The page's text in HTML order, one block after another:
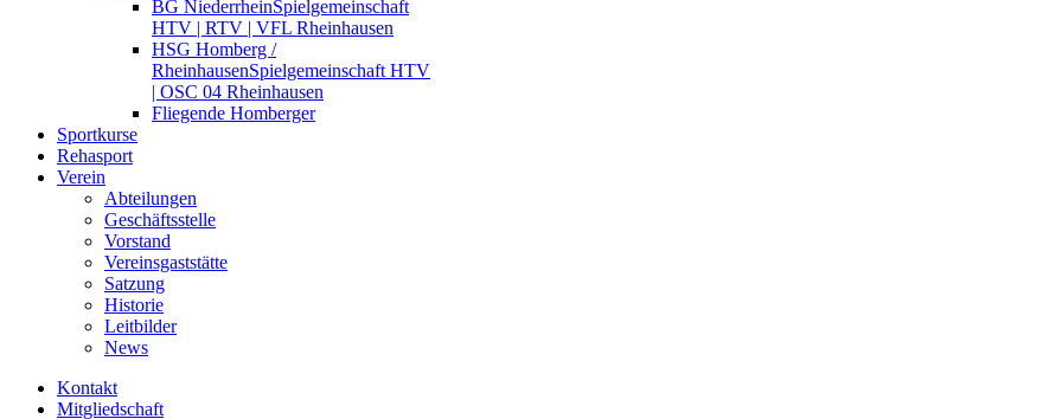
BG NiederrheinSpielgemeinschaft
HTV | RTV | VFL Rheinhausen
HSG Homberg /
RheinhausenSpielgemeinschaft HTV
| OSC 04 Rheinhausen
Fliegende Homberger
Sportkurse
Rehasport
Verein
Abteilungen
Geschäftsstelle
Vorstand
Vereinsgaststätte
Satzung
Historie
Leitbilder
News
Kontakt
Mitgliedschaft